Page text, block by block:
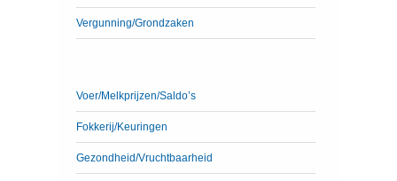
Vergunning/Grondzaken
Voer/Melkprijzen/Saldo’s
Fokkerij/Keuringen
Gezondheid/Vruchtbaarheid